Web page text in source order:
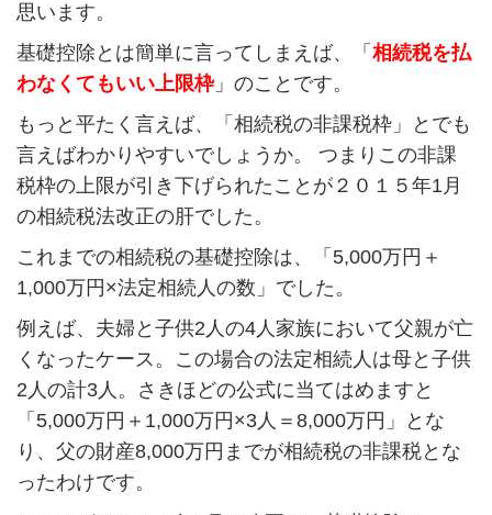
思います。
基礎控除とは簡単に言ってしまえば、「 相続税を払
わなくてもいい上限枠」のことです。
もっと平たく言えば、「相続税の非課税枠」とでも
言えばわかりやすいでしょうか。 つまりこの非課
税枠の上限が引き下げられたことが２０１５年1月
の相続税法改正の肝でした。
これまでの相続税の基礎控除は、「5,000万円＋
1,000万円×法定相続人の数」でした。
例えば、夫婦と子供2人の4人家族において父親が亡
くなったケース。この場合の法定相続人は母と子供
2人の計3人。さきほどの公式に当てはめますと
「5,000万円＋1,000万円×3人＝8,000万円」とな
り、父の財産8,000万円までが相続税の非課税とな
ったわけです。